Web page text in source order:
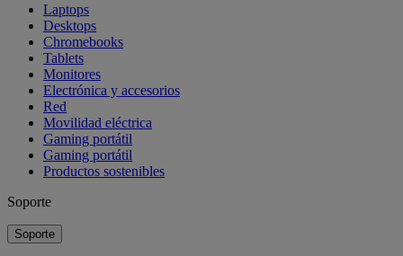
Laptops
Desktops
Chromebooks
Tablets
Monitores
Electrónica y accesorios
Red
Movilidad eléctrica
Gaming portátil
Gaming portátil
Productos sostenibles
Soporte
Soporte